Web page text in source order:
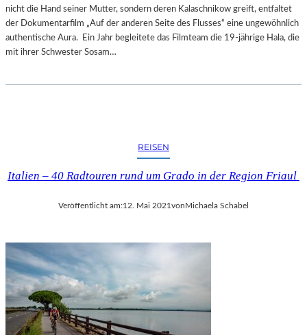
nicht die Hand seiner Mutter, sondern deren Kalaschnikow greift, entfaltet
der Dokumentarfilm „Auf der anderen Seite des Flusses“ eine ungewöhnlich
authentische Aura. Ein Jahr begleitete das Filmteam die 19-jährige Hala, die
mit ihrer Schwester Sosam…
REISEN
Italien – 40 Radtouren rund um Grado in der Region Friaul
Veröffentlicht am:12. Mai 2021vonMichaela Schabel